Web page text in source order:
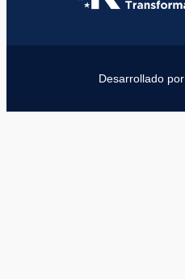
Desarrollado por